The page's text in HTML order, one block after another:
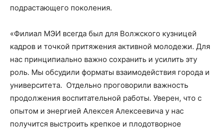
подрастающего поколения.
«Филиал МЭИ всегда был для Волжского кузницей
кадров и точкой притяжения активной молодежи. Для
нас принципиально важно сохранить и усилить эту
роль. Мы обсудили форматы взаимодействия города и
университета. Отдельно проговорили важность
продолжения воспитательной работы. Уверен, что с
опытом и энергией Алексея Алексеевича у нас
получится выстроить крепкое и плодотворное